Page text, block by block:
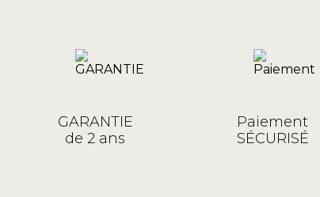
GARANTIE
de 2 ans
Paiement
SÉCURISÉ